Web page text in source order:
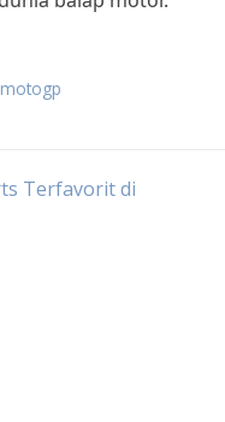
Terfavorit di